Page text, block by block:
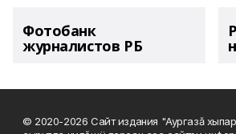
Фотобанк
журналистов РБ
© 2020-2026 Сайт издания "Аургазă